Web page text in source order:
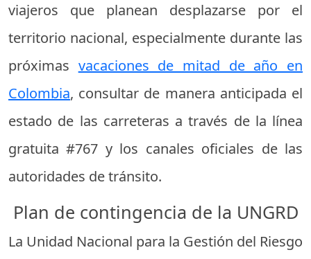
viajeros que planean desplazarse por el
territorio nacional, especialmente durante las
próximas vacaciones de mitad de año en
Colombia, consultar de manera anticipada el
estado de las carreteras a través de la línea
gratuita #767 y los canales oficiales de las
autoridades de tránsito.
Plan de contingencia de la UNGRD
La Unidad Nacional para la Gestión del Riesgo